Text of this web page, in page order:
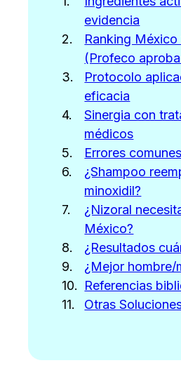
evidencia
Ranking
(Profeco
Protocolo
eficacia
Sinergia con
médicos
Errores
¿Shampoo
minoxidil?
¿Nizoral
México?
¿Resultados
¿Mejor hombre/
Referencias
Otras